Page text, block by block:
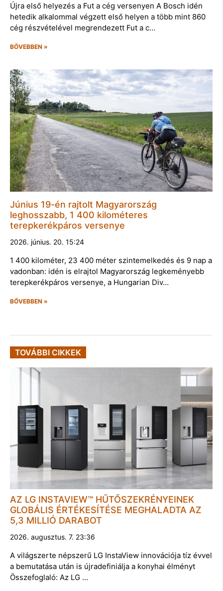
Újra első helyezés a Fut a cég versenyen A Bosch idén
hetedik alkalommal végzett első helyen a több mint 860
cég részvételével megrendezett Fut a c…
BŐVEBBEN »
Június 19-én rajtolt Magyarország
leghosszabb, 1 400 kilométeres
terepkerékpáros versenye
2026. június. 20. 15:24
1 400 kilométer, 23 400 méter szintemelkedés és 9 nap a
vadonban: idén is elrajtol Magyarország legkeményebb
terepkerékpáros versenye, a Hungarian Div…
BŐVEBBEN »
TOVÁBBI CIKKEK
AZ LG INSTAVIEW™ HŰTŐSZEKRÉNYEINEK
GLOBÁLIS ÉRTÉKESÍTÉSE MEGHALADTA AZ
5,3 MILLIÓ DARABOT
2026. augusztus. 7. 23:36
A világszerte népszerű LG InstaView innovációja tíz évvel
a bemutatása után is újradefiniálja a konyhai élményt
Összefoglaló: Az LG …